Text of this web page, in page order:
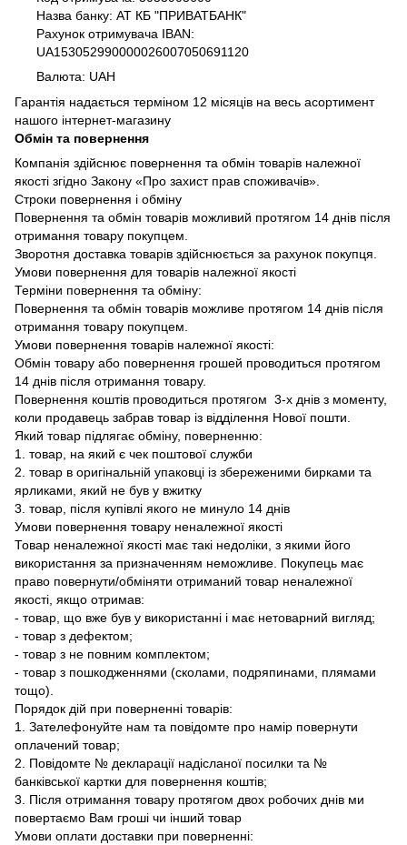
Назва банку: АТ КБ "ПРИВАТБАНК"
Рахунок отримувача IBAN:
UA153052990000026007050691120
Валюта: UAH
Гарантія надається терміном 12 місяців на весь асортимент
нашого інтернет-магазину
Обмін та повернення
Компанія здійснює повернення та обмін товарів належної
якості згідно Закону «Про захист прав споживачів».
Строки повернення і обміну
Повернення та обмін товарів можливий протягом 14 днів після
отримання товару покупцем.
Зворотня доставка товарів здійснюється за рахунок покупця.
Умови повернення для товарів належної якості
Терміни повернення та обміну:
Повернення та обмін товарів можливе протягом 14 днів після
отримання товару покупцем.
Умови повернення товарів належної якості:
Обмін товару або повернення грошей проводиться протягом
14 днів після отримання товару.
Повернення коштів проводиться протягом 3-х днів з моменту,
коли продавець забрав товар із відділення Нової пошти.
Який товар підлягає обміну, поверненню:
1. товар, на який є чек поштової служби
2. товар в оригінальній упаковці із збереженими бирками та
ярликами, який не був у вжитку
3. товар, після купівлі якого не минуло 14 днів
Умови повернення товару неналежної якості
Товар неналежної якості має такі недоліки, з якими його
використання за призначенням неможливе. Покупець має
право повернути/обміняти отриманий товар неналежної
якості, якщо отримав:
- товар, що вже був у використанні і має нетоварний вигляд;
- товар з дефектом;
- товар з не повним комплектом;
- товар з пошкодженнями (сколами, подряпинами, плямами
тощо).
Порядок дій при поверненні товарів:
1. Зателефонуйте нам та повідомте про намір повернути
оплачений товар;
2. Повідомте № декларації надісланої посилки та №
банківської картки для повернення коштів;
3. Після отримання товару протягом двох робочих днів ми
повертаємо Вам гроші чи інший товар
Умови оплати доставки при поверненні: